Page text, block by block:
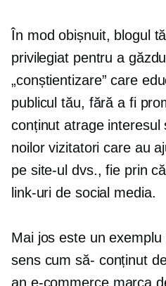
În mod obișnuit, blogul
privilegiat pentru a
„conștientizare” care
publicul tău, fără a fi
conținut atrage
noilor vizitatori care au
pe site-ul dvs., fie prin
link-uri de social media.
Mai jos este un
sens cum să- conținut
an e-commercemarca